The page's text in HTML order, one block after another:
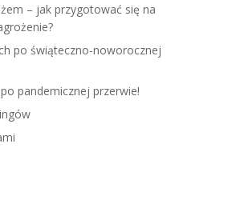
– jak przygotować się na
po świąteczno-noworocznej
pandemicznej przerwie!